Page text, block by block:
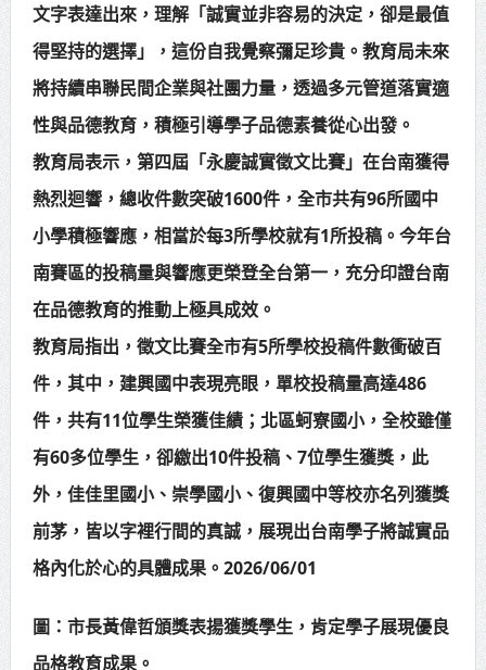
文字表達出來，理解「誠實並非容易的決定，卻是最值
得堅持的選擇」，這份自我覺察彌足珍貴。教育局未來
將持續串聯民間企業與社團力量，透過多元管道落實適
性與品德教育，積極引導學子品德素養從心出發。
教育局表示，第四屆「永慶誠實徵文比賽」在台南獲得
熱烈迴響，總收件數突破1600件，全市共有96所國中
小學積極響應，相當於每3所學校就有1所投稿。今年台
南賽區的投稿量與響應更榮登全台第一，充分印證台南
在品德教育的推動上極具成效。
教育局指出，徵文比賽全市有5所學校投稿件數衝破百
件，其中，建興國中表現亮眼，單校投稿量高達486
件，共有11位學生榮獲佳績；北區蚵寮國小，全校雖僅
有60多位學生，卻繳出10件投稿、7位學生獲獎，此
外，佳佳里國小、崇學國小、復興國中等校亦名列獲獎
前茅，皆以字裡行間的真誠，展現出台南學子將誠實品
格內化於心的具體成果。2026/06/01
圖：市長黃偉哲頒獎表揚獲獎學生，肯定學子展現優良
品格教育成果。